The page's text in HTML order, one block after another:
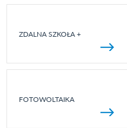
ZDALNA SZKOŁA +
FOTOWOLTAIKA